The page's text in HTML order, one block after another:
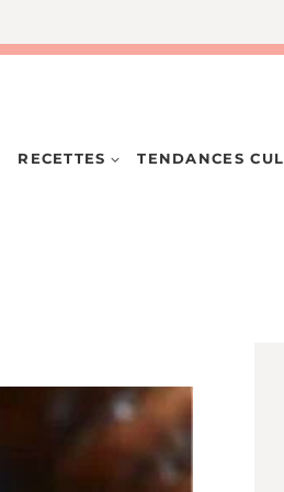
RECETTES TENDANCES